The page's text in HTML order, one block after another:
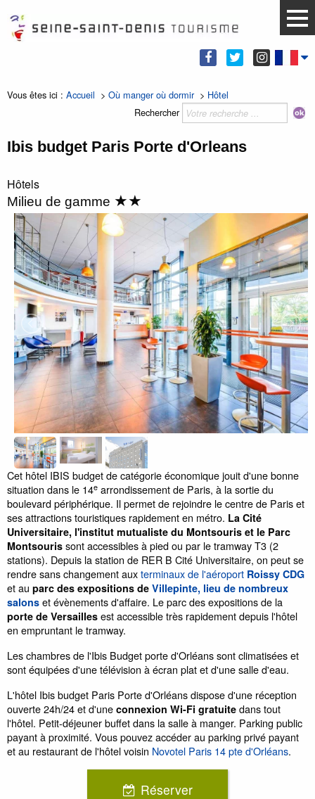
Vous êtes ici : Accueil > Où manger où dormir> Hôtel
Rechercher
Ibis budget Paris Porte d'Orleans
Hôtels
Milieu de gamme ★★
Cet hôtel IBIS budget de catégorie économique jouit d'une bonne
situation dans le 14e arrondissement de Paris, à la sortie du
boulevard périphérique. Il permet de rejoindre le centre de Paris et
ses attractions touristiques rapidement en métro. La Cité
Universitaire, l'institut mutualiste du Montsouris et le Parc
Montsouris sont accessibles à pied ou par le tramway T3 (2
stations). Depuis la station de RER B Cité Universitaire, on peut se
rendre sans changement auxterminaux de l'aéroport Roissy CDG
et au parc des expositions de Villepinte, lieu de nombreux
salons et évènements d'affaire. Le parc des expositions de la
porte de Versailles est accessible très rapidement depuis l'hôtel
en empruntant le tramway.
Les chambres de l'Ibis Budget porte d'Orléans sont climatisées et
sont équipées d'une télévision à écran plat et d'une salle d'eau.
L'hôtel Ibis budget Paris Porte d'Orléans dispose d'une réception
ouverte 24h/24 et d'une connexion Wi-Fi gratuite dans tout
l'hôtel. Petit-déjeuner buffet dans la salle à manger. Parking public
payant à proximité. Vous pouvez accéder au parking privé payant
et au restaurant de l'hôtel voisin Novotel Paris 14 pte d'Orléans.
Réserver